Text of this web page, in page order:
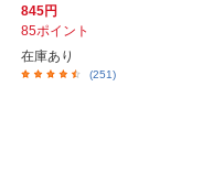
845円
85ポイント
在庫あり
(251)